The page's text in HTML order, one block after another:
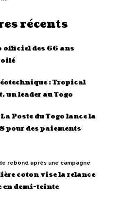
récents
officiel des 66 ans
: Tropical
un leader au Togo
La Poste du Togo lance la
pour des paiements
rebond après une campagne
coton vise la relance
en demi-teinte